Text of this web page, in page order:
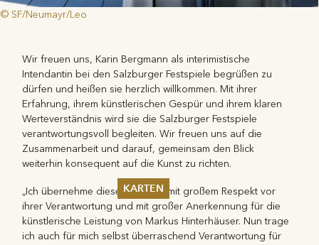
KARTEN
Sommer 2026
Pfingsten 2026
© SF/Neumayr/Leo
Wir freuen uns, Karin Bergmann als interimistische
Intendantin bei den Salzburger Festspiele begrüßen zu
dürfen und heißen sie herzlich willkommen. Mit ihrer
Erfahrung, ihrem künstlerischen Gespür und ihrem klaren
Werteverständnis wird sie die Salzburger Festspiele
verantwortungsvoll begleiten. Wir freuen uns auf die
Zusammenarbeit und darauf, gemeinsam den Blick
weiterhin konsequent auf die Kunst zu richten.
„Ich übernehme diese Aufgabe mit großem Respekt vor
ihrer Verantwortung und mit großer Anerkennung für die
künstlerische Leistung von Markus Hinterhäuser. Nun trage
ich auch für mich selbst überraschend Verantwortung für